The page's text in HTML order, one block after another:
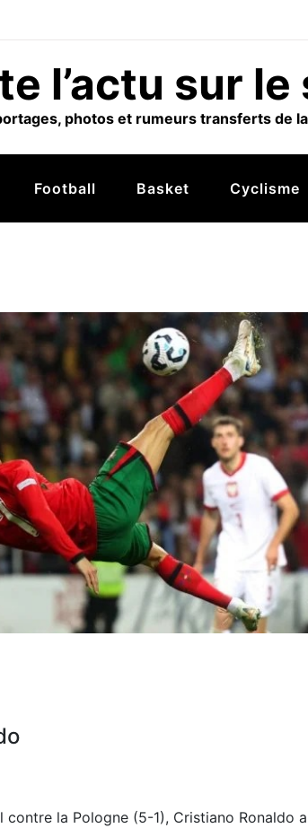
l’actu sur
photos et rumeurs transferts de
Football Basket Cyclisme
la Pologne (5-1), Cristiano Ronaldo a